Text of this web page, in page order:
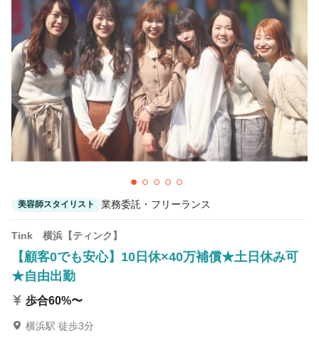
Palette【パレット】伊勢原店
伊勢原駅 徒歩4分
【完全個室サロン】Qant北千住店【クアンタ】
北千住駅 徒歩4分
ally 新百合ヶ丘店
新百合ケ丘駅 徒歩1分
美容師スタイリスト 業務委託・フリーランス
Tink 横浜【ティンク】
【顧客0でも安心】10日休×40万補償★土日休み可
★自由出勤
歩合60%〜
横浜駅 徒歩3分